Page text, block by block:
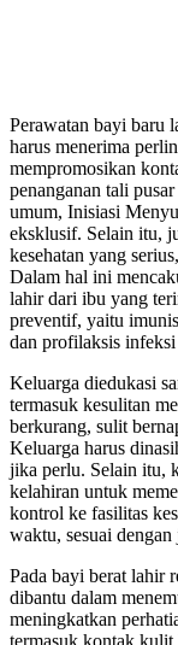
Perawatan bayi baru
harus menerima
mempromosikan
penanganan tali
umum, Inisiasi
eksklusif. Selain itu,
kesehatan yang
Dalam hal ini
lahir dari ibu yang
preventif, yaitu
dan profilaksis infeksi
Keluarga diedukasi
termasuk kesulitan
berkurang, sulit
Keluarga harus
jika perlu. Selain itu,
kelahiran untuk
kontrol ke fasilitas
waktu, sesuai
Pada bayi berat lahir
dibantu dalam
meningkatkan
termasuk kontak kulit